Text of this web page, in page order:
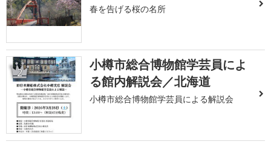
春を告げる桜の名所
2
小樽市総合博物館学芸員によ
る館内解説会／北海道
小樽市総合博物館学芸員による解説会